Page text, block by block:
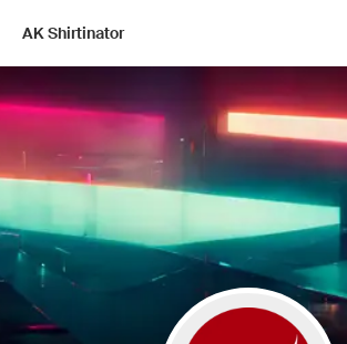
AK Shirtinator